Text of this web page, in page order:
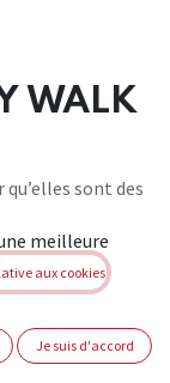
WALK
sont des
spécifications
et leur
optimal à
suède
meilleure
aux cookies
Je suis d'accord